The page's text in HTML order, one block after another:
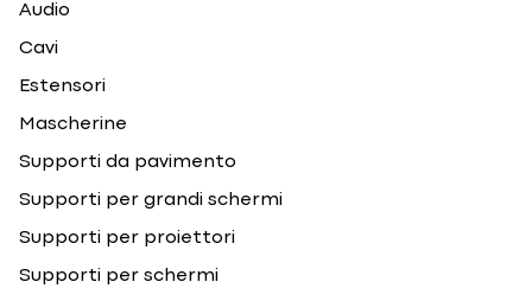
Audio
Cavi
Estensori
Mascherine
Supporti da pavimento
Supporti per grandi schermi
Supporti per proiettori
Supporti per schermi